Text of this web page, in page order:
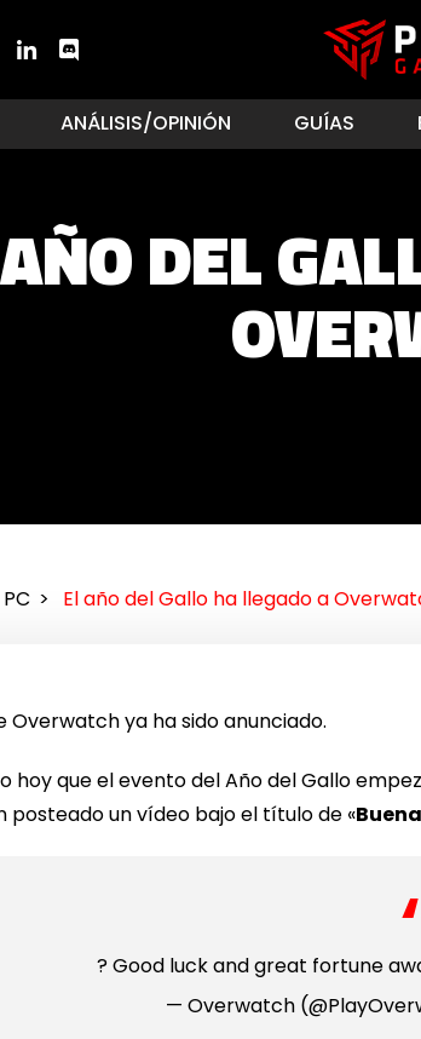
ANÁLISIS/OPINIÓN GUÍAS
DEL
PC El año del Gallo ha llegado a
Overwatch ya ha sido anunciado.
hoy que el evento del Año del Gallo
posteado un vídeo bajo el título de «
? Good luck and great fortune
— Overwatch